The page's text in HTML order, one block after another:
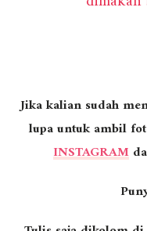
Jika kalian sudah
lupa untuk ambil
INSTAGRAM